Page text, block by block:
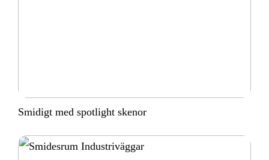
Smidigt med spotlight skenor